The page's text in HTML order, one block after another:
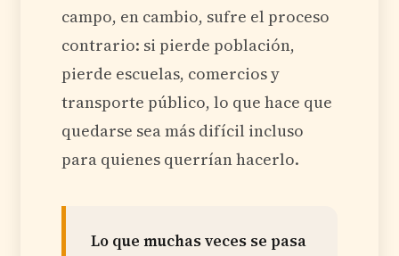
campo, en cambio, sufre el proceso
contrario: si pierde población,
pierde escuelas, comercios y
transporte público, lo que hace que
quedarse sea más difícil incluso
para quienes querrían hacerlo.
Lo que muchas veces se pasa